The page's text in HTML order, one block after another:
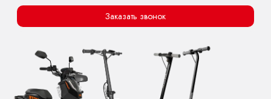
Заказать звонок